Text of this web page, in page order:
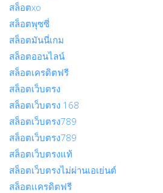
สล็อตxo
สล็อตพุซซี่
สล็อตมันนี่เกม
สล็อตออนไลน์
สล็อตเครดิตฟรี
สล็อตเว็บตรง
สล็อตเว็บตรง 168
สล็อตเว็บตรง789
สล็อตเว็บตรง789
สล็อตเว็บตรงแท้
สล็อตเว็บตรงไม่ผ่านเอเย่นต์
สล็อตเเครดิตฟรี